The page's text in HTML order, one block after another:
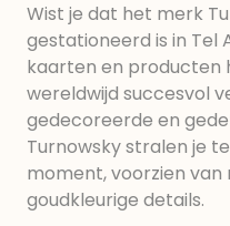
Wist je dat het merk
gestationeerd is in Tel
kaarten en producten
wereldwijd succesvol
gedecoreerde en
Turnowsky stralen je
moment, voorzien van
goudkleurige details.